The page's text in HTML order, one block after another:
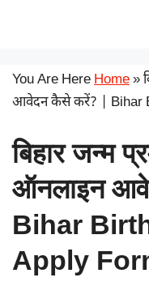
You Are HereHome»
आवेदन कैसे करें? | Bihar
बिहार जन्म
ऑनलाइन
Bihar
Apply